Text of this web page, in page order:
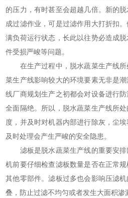
的压力，有时甚至会超越几倍。新的
成过滤作业，可是过滤作用大打折扣
满负荷运行状态，长此以往势必造成
件受损严峻等问题。
在生产过程中，脱水蔬菜生产线所
菜生产线影响较大的环境要素无非是
线厂商规划生产之初都会对设备进行
全面隔绝。所以，脱水蔬菜生产线所
度，并及时对机器内部进行除灰，尘
及时处理会产生严峻的安全隐患。
滤板是脱水蔬菜生产线的重要安排
机前要仔细检查滤板数量是否在正常
其他零部件。滤板过多也会影响压滤
叠，防止过滤不均匀或者发生大面积渗